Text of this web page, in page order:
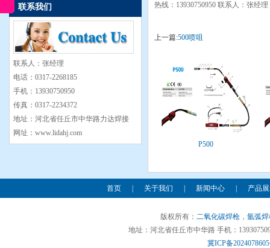
联系我们
联系人：张经理
电话：0317-2268185
手机：13930750950
传真：0317-2234372
地址：河北省任丘市中华路力达焊接
网址：www.lidahj.com
热线：13930750950 联系人：张经
上一篇:500喷咀
P500
首页 关于我们 新闻中心 产品
版权所有： 二氧化碳焊枪 ， 氩弧
地址：河北省任丘市中华路 手机：
冀ICP备